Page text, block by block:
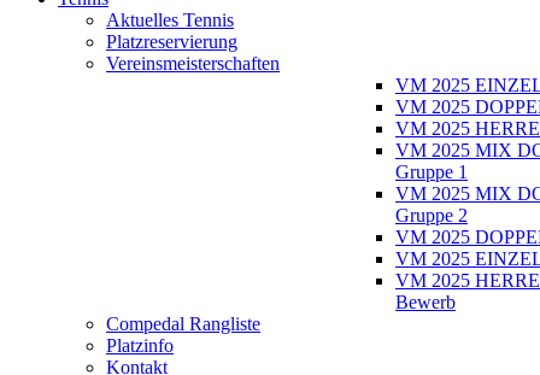
Aktuelles Tennis
Platzreservierung
Vereinsmeisterschaften
VM 2025
VM 2025
VM 2025
VM 2025 MIX
Gruppe 1
VM 2025 MIX
Gruppe 2
VM 2025
VM 2025
VM 2025
Bewerb
Compedal Rangliste
Platzinfo
Kontakt